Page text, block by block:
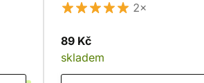
2×
89 Kč
skladem